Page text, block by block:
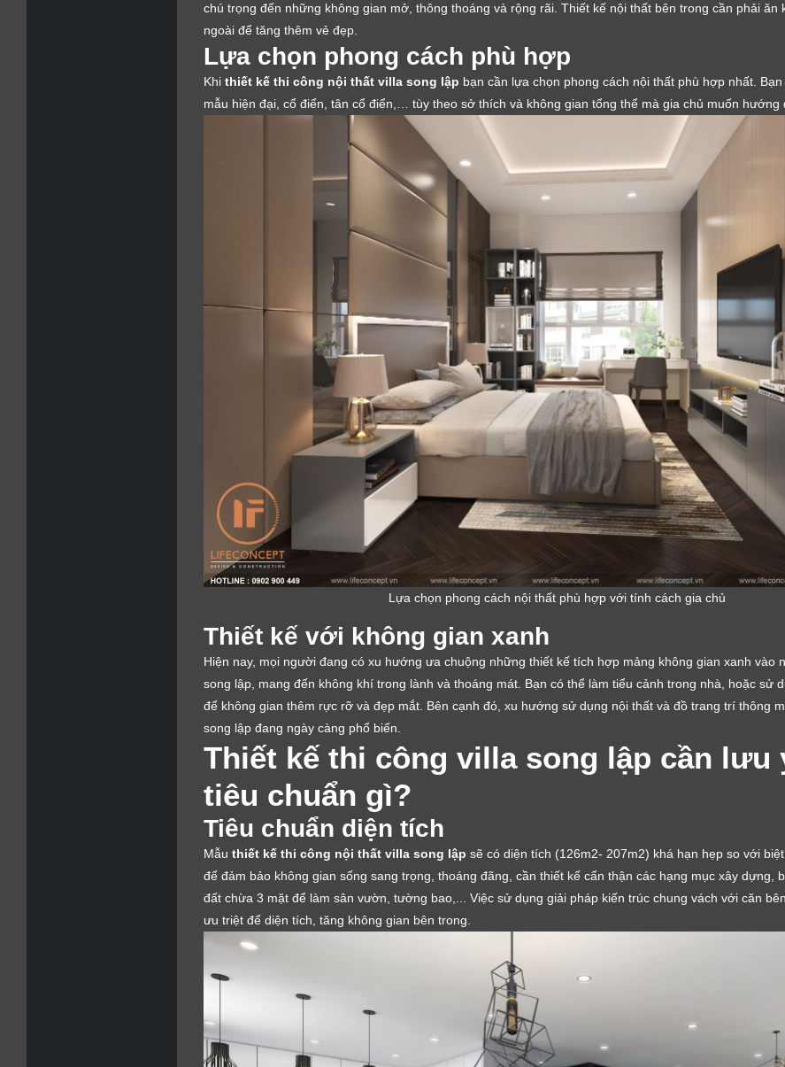
chú trọng đến những không gian mở, thông thoáng và rộng rãi. Thiết kế nội thất bên trong cần phải ăn
ngoài để tăng thêm vẻ đẹp.
Lựa chọn phong cách phù hợp
Khi thiết kế thi công nội thất villa song lập bạn cần lựa chọn phong cách nội thất phù hợp nhất.
mẫu hiện đại, cổ điển, tân cổ điển,… tùy theo sở thích và không gian tổng thể mà gia chủ muốn hướng
Lựa chọn phong cách nội thất phù hợp với tính cách gia chủ
Thiết kế với không gian xanh
Hiện nay, mọi người đang có xu hướng ưa chuộng những thiết kế tích hợp mảng không gian xanh vào
song lập, mang đến không khí trong lành và thoáng mát. Bạn có thể làm tiểu cảnh trong nhà, hoặc sử
để không gian thêm rực rỡ và đẹp mắt. Bên cạnh đó, xu hướng sử dụng nội thất và đồ trang trí thông
song lập đang ngày càng phổ biến.
Thiết kế thi công villa song lập cần lưu
tiêu chuẩn gì?
Tiêu chuẩn diện tích
Mẫu thiết kế thi công nội thất villa song lập sẽ có diện tích (126m2- 207m2) khá hạn hẹp so với
để đảm bảo không gian sống sang trọng, thoáng đãng, cần thiết kế cẩn thận các hạng mục xây dựng,
đất chừa 3 mặt để làm sân vườn, tường bao,... Việc sử dụng giải pháp kiến trúc chung vách với căn
ưu triệt để diện tích, tăng không gian bên trong.
LỜI CẢM ƠN
LIFECONCEPT